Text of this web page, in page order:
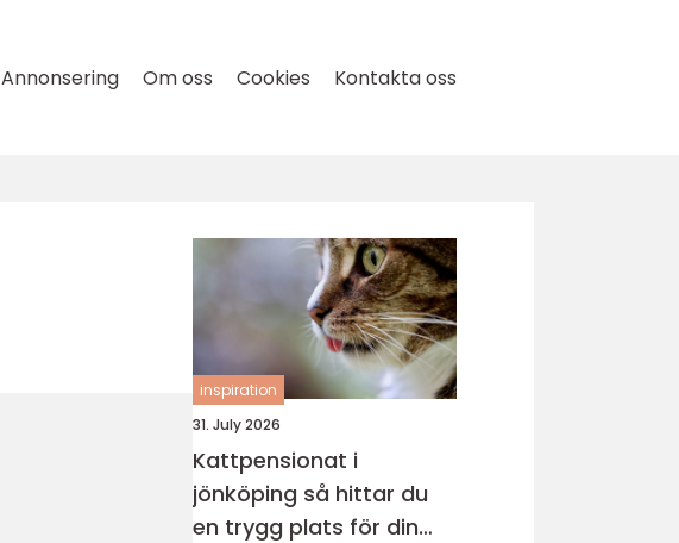
Annonsering Om oss Cookies Kontakta oss
inspiration
31. July 2026
Kattpensionat i
jönköping så hittar du
en trygg plats för din